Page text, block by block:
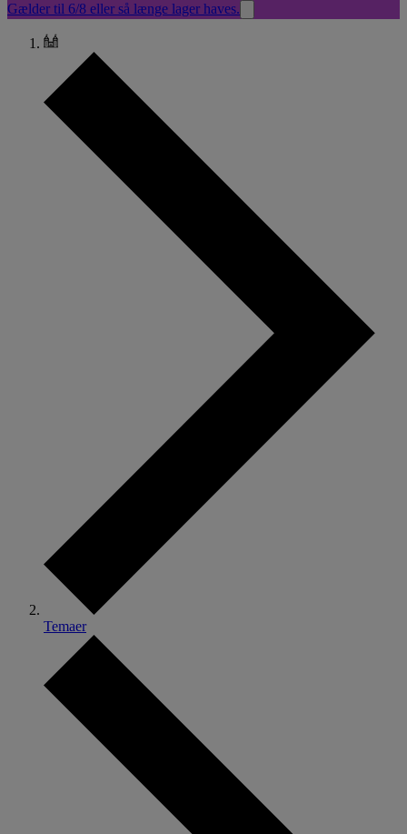
Gælder til 6/8 eller så længe lager haves.
Temaer